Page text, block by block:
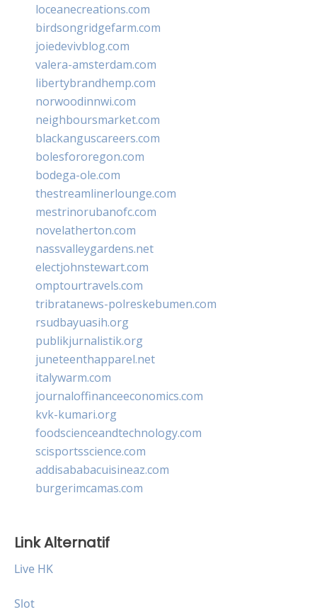
loceanecreations.com
birdsongridgefarm.com
joiedevivblog.com
valera-amsterdam.com
libertybrandhemp.com
norwoodinnwi.com
neighboursmarket.com
blackanguscareers.com
bolesfororegon.com
bodega-ole.com
thestreamlinerlounge.com
mestrinorubanofc.com
novelatherton.com
nassvalleygardens.net
electjohnstewart.com
omptourtravels.com
tribratanews-polreskebumen.com
rsudbayuasih.org
publikjurnalistik.org
juneteenthapparel.net
italywarm.com
journaloffinanceeconomics.com
kvk-kumari.org
foodscienceandtechnology.com
scisportsscience.com
addisababacuisineaz.com
burgerimcamas.com
Link Alternatif
Live HK
Slot